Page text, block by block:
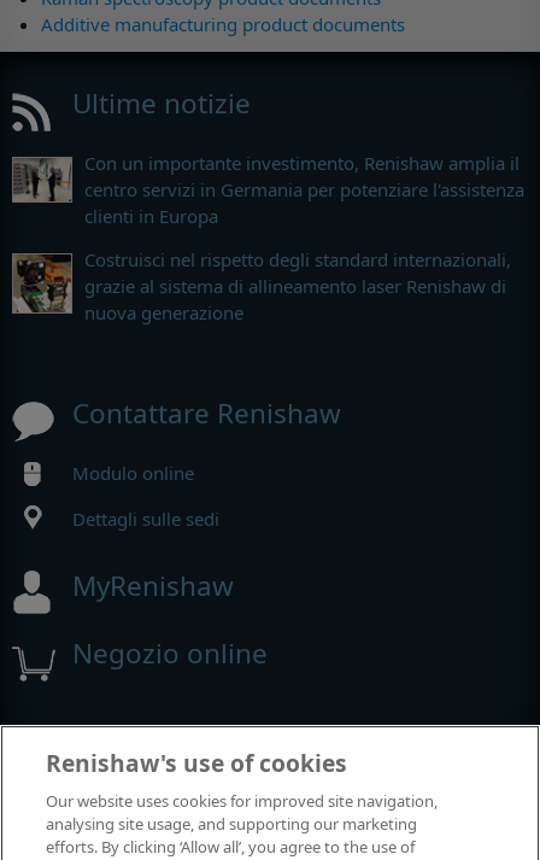
Additive manufacturing product documents
Ultime notizie
Con un importante investimento, Renishaw amplia il
centro servizi in Germania per potenziare l'assistenza
clienti in Europa
Costruisci nel rispetto degli standard internazionali,
grazie al sistema di allineamento laser Renishaw di
nuova generazione
Contattare Renishaw
Modulo online
Dettagli sulle sedi
MyRenishaw
Negozio online
Fiere e conferenze
Renishaw partecipa a questi eventi
Renishaw's use of cookies
Our website uses cookies for improved site navigation,
analysing site usage, and supporting our marketing
efforts. By clicking ‘Allow all’, you agree to the use of